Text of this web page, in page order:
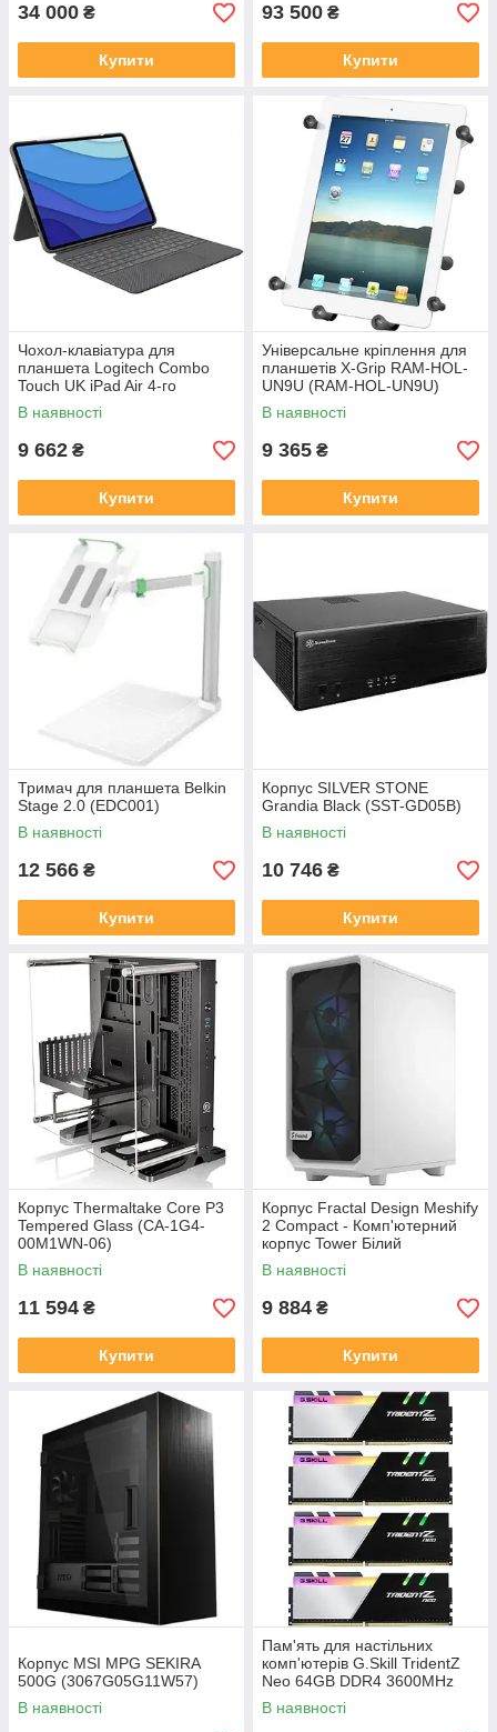
34 000 ₴
Купити
93 500 ₴
Купити
Чохол-клавіатура для
планшета Logitech Combo
Touch UK iPad Air 4-го
покоління (920-010272)
В наявності
9 662 ₴
Купити
Універсальне кріплення для
планшетів X-Grip RAM-HOL-
UN9U (RAM-HOL-UN9U)
В наявності
9 365 ₴
Купити
Тримач для планшета Belkin
Stage 2.0 (EDC001)
В наявності
12 566 ₴
Купити
Корпус SILVER STONE
Grandia Black (SST-GD05B)
В наявності
10 746 ₴
Купити
Корпус Thermaltake Core P3
Tempered Glass (CA-1G4-
00M1WN-06)
В наявності
11 594 ₴
Купити
Корпус Fractal Design Meshify
2 Compact - Комп'ютерний
корпус Tower Білий
(Fdcmes2C08)
В наявності
9 884 ₴
Купити
Корпус MSI MPG SEKIRA
500G (3067G05G11W57)
В наявності
Пам'ять для настільних
комп'ютерів G.Skill TridentZ
Neo 64GB DDR4 3600MHz
CL16 (F4-3600C16Q-
64GTZN)
В наявності